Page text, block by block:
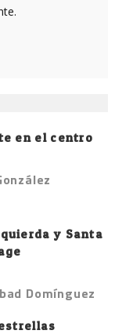
en el centro
y Santa
Domínguez